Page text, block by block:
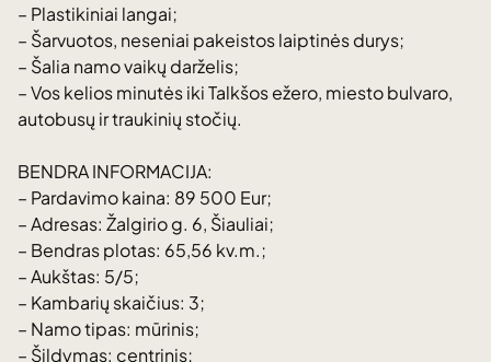
– Plastikiniai langai;
– Šarvuotos, neseniai pakeistos laiptinės durys;
– Šalia namo vaikų darželis;
– Vos kelios minutės iki Talkšos ežero, miesto bulvaro,
autobusų ir traukinių stočių.
BENDRA INFORMACIJA:
– Pardavimo kaina: 89 500 Eur;
– Adresas: Žalgirio g. 6, Šiauliai;
– Bendras plotas: 65,56 kv.m.;
– Aukštas: 5/5;
– Kambarių skaičius: 3;
– Namo tipas: mūrinis;
– Šildymas: centrinis;